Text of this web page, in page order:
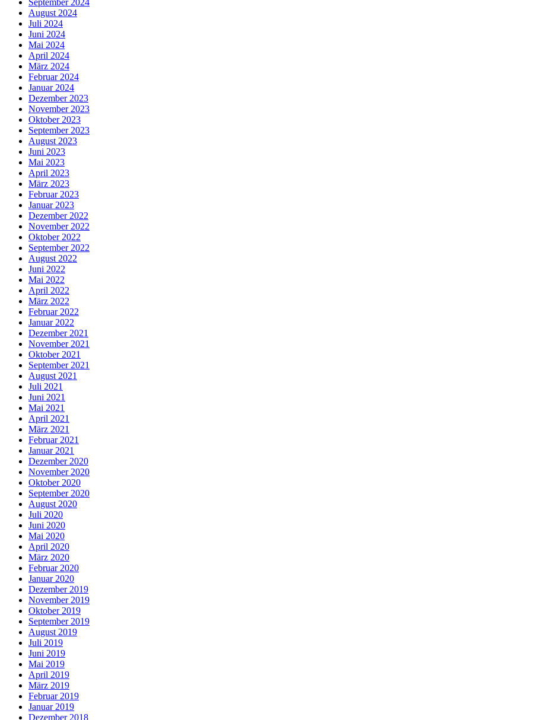
September 2024
August 2024
Juli 2024
Juni 2024
Mai 2024
April 2024
März 2024
Februar 2024
Januar 2024
Dezember 2023
November 2023
Oktober 2023
September 2023
August 2023
Juni 2023
Mai 2023
April 2023
März 2023
Februar 2023
Januar 2023
Dezember 2022
November 2022
Oktober 2022
September 2022
August 2022
Juni 2022
Mai 2022
April 2022
März 2022
Februar 2022
Januar 2022
Dezember 2021
November 2021
Oktober 2021
September 2021
August 2021
Juli 2021
Juni 2021
Mai 2021
April 2021
März 2021
Februar 2021
Januar 2021
Dezember 2020
November 2020
Oktober 2020
September 2020
August 2020
Juli 2020
Juni 2020
Mai 2020
April 2020
März 2020
Februar 2020
Januar 2020
Dezember 2019
November 2019
Oktober 2019
September 2019
August 2019
Juli 2019
Juni 2019
Mai 2019
April 2019
März 2019
Februar 2019
Januar 2019
Dezember 2018